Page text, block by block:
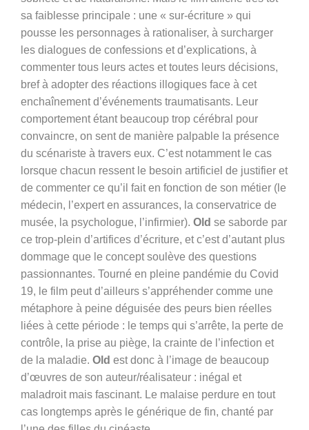
sa faiblesse principale : une « sur-écriture » qui
pousse les personnages à rationaliser, à surcharger
les dialogues de confessions et d’explications, à
commenter tous leurs actes et toutes leurs décisions,
bref à adopter des réactions illogiques face à cet
enchaînement d’événements traumatisants. Leur
comportement étant beaucoup trop cérébral pour
convaincre, on sent de manière palpable la présence
du scénariste à travers eux. C’est notamment le cas
lorsque chacun ressent le besoin artificiel de justifier et
de commenter ce qu’il fait en fonction de son métier (le
médecin, l’expert en assurances, la conservatrice de
musée, la psychologue, l’infirmier). Old se saborde par
ce trop-plein d’artifices d’écriture, et c’est d’autant plus
dommage que le concept soulève des questions
passionnantes. Tourné en pleine pandémie du Covid
19, le film peut d’ailleurs s’appréhender comme une
métaphore à peine déguisée des peurs bien réelles
liées à cette période : le temps qui s’arrête, la perte de
contrôle, la prise au piège, la crainte de l’infection et
de la maladie. Old est donc à l’image de beaucoup
d’œuvres de son auteur/réalisateur : inégal et
maladroit mais fascinant. Le malaise perdure en tout
cas longtemps après le générique de fin, chanté par